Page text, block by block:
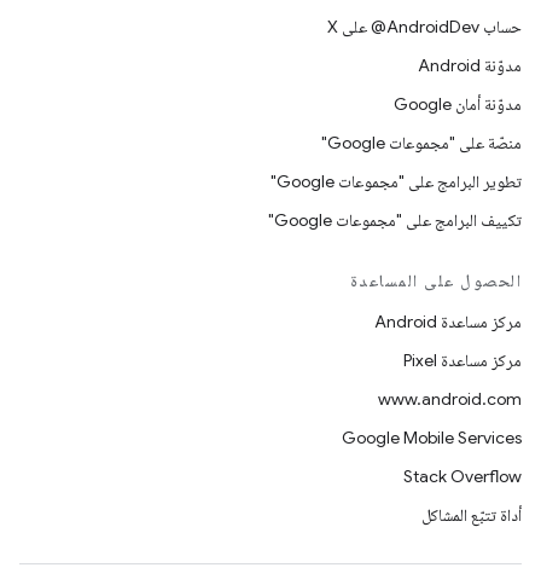
حساب ‎@AndroidDev على X
مدوّنة Android
مدوّنة أمان Google
منصّة على "مجموعات Google"
تطوير البرامج على "مجموعات Google"
تكييف البرامج على "مجموعات Google"
الحصول على المساعدة
مركز مساعدة Android
مركز مساعدة Pixel
www.android.com
Google Mobile Services
Stack Overflow
أداة تتبّع المشاكل